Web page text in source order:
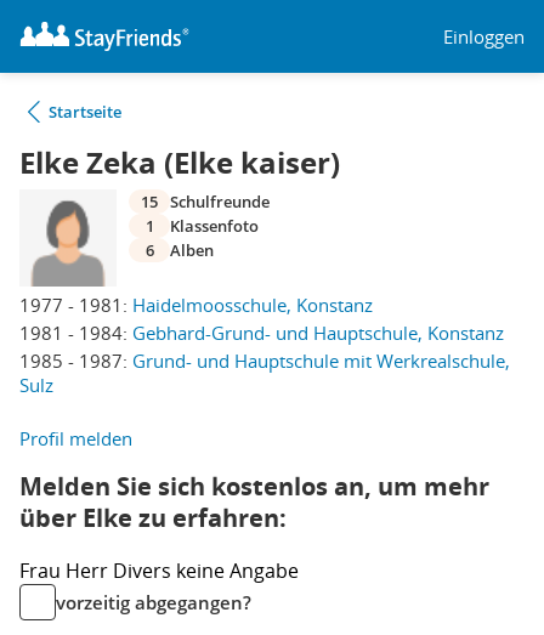
Einloggen
Startseite
Elke Zeka (Elke kaiser)
1977 - 1981: Haidelmoosschule, Konstanz
1981 - 1984: Gebhard-Grund- und Hauptschule, Konstanz
1985 - 1987: Grund- und Hauptschule mit Werkrealschule,
Sulz
15 Schulfreunde
1
Klassenfoto
6
Alben
Profil melden
Melden Sie sich kostenlos an, um mehr
über Elke zu erfahren:
Frau Herr Divers keine Angabe
vorzeitig abgegangen?